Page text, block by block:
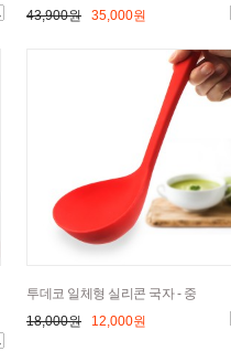
43,900원 35,000원
투데코 일체형 실리콘 국자 - 중
18,000원 12,000원